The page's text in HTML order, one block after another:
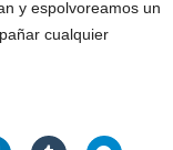
y espolvoreamos un
cualquier